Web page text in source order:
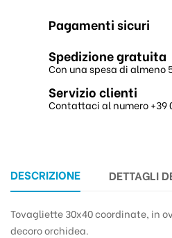
Pagamenti sicuri
Spedizione gratuita
Con una spesa di almeno
Servizio clienti
Contattaci al numero +39
DESCRIZIONE DETTAGLI
Tovagliette 30x40 coordinate, in
decoro orchidea.